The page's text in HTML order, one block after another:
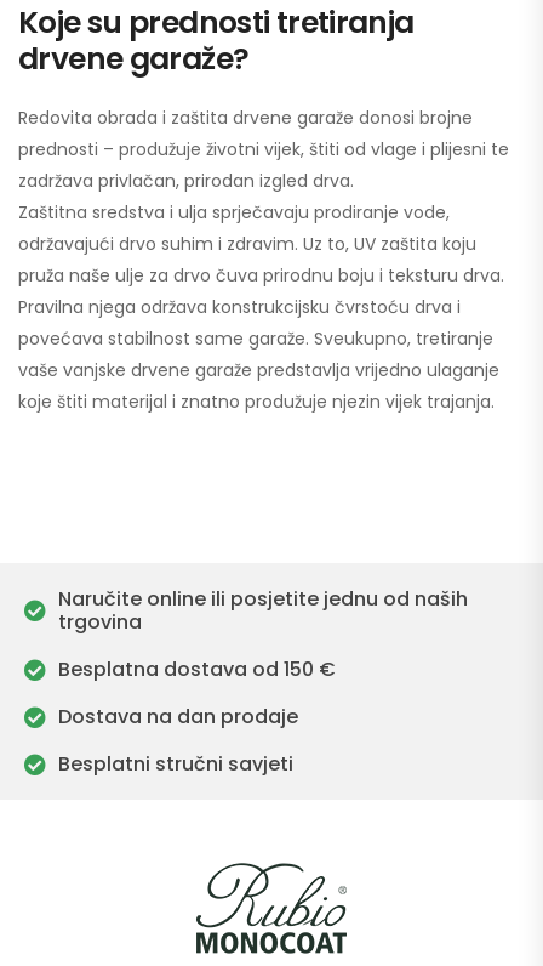
Koje su prednosti tretiranja
drvene garaže?
Redovita obrada i zaštita drvene garaže donosi brojne
prednosti – produžuje životni vijek, štiti od vlage i plijesni te
zadržava privlačan, prirodan izgled drva.
Zaštitna sredstva i ulja sprječavaju prodiranje vode,
održavajući drvo suhim i zdravim. Uz to, UV zaštita koju
pruža naše ulje za drvo čuva prirodnu boju i teksturu drva.
Pravilna njega održava konstrukcijsku čvrstoću drva i
povećava stabilnost same garaže. Sveukupno, tretiranje
vaše vanjske drvene garaže predstavlja vrijedno ulaganje
koje štiti materijal i znatno produžuje njezin vijek trajanja.
Naručite online ili posjetite jednu od naših
trgovina
Besplatna dostava od 150 €
Dostava na dan prodaje
Besplatni stručni savjeti